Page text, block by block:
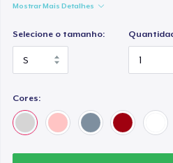
Mostrar Mais Detalhes
Selecione o tamanho:
Cores: